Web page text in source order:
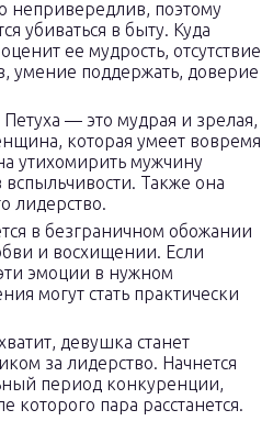
непривередлив, поэтому
убиваться в быту. Куда
ее мудрость, отсутствие
умение поддержать, доверие
— это мудрая и зрелая,
которая умеет вовремя
утихомирить мужчину
Также она
лидерство.
в безграничном обожании
и восхищении. Если
эмоции в нужном
могут стать практически
девушка станет
за лидерство. Начнется
период конкуренции,
которого пара расстанется.